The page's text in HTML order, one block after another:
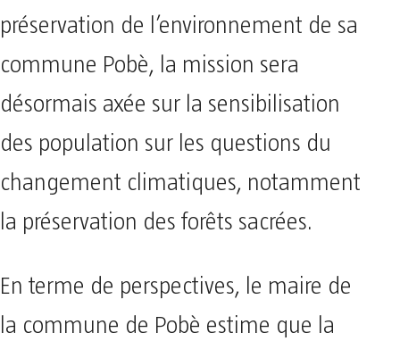
préservation de l’environnement de sa
commune Pobè, la mission sera
désormais axée sur la sensibilisation
des population sur les questions du
changement climatiques, notamment
la préservation des forêts sacrées.
En terme de perspectives, le maire de
la commune de Pobè estime que la